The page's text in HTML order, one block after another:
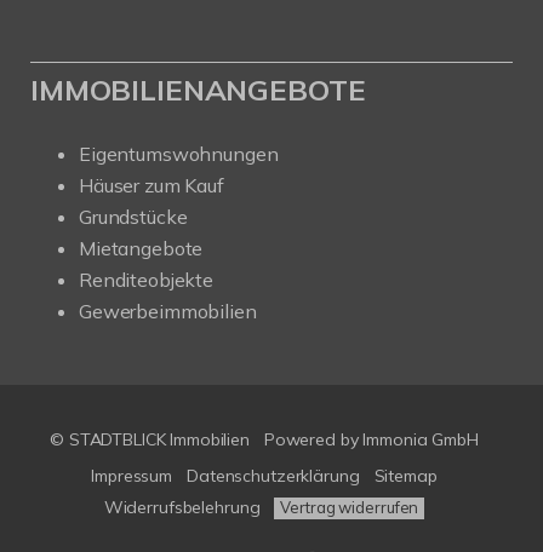
IMMOBILIENANGEBOTE
Eigentumswohnungen
Häuser zum Kauf
Grundstücke
Mietangebote
Renditeobjekte
Gewerbeimmobilien
© STADTBLICK Immobilien Powered by Immonia GmbH
Impressum
Datenschutzerklärung
Sitemap
Widerrufsbelehrung
Vertrag widerrufen